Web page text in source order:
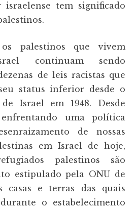
israelense tem significado
palestinos que vivem
continuam sendo
de leis racistas que
status inferior desde o
de Israel em 1948. Desde
uma política
de nossas
em Israel de hoje,
palestinos são
estipulado pela ONU de
casas e terras das quais
o estabelecimento